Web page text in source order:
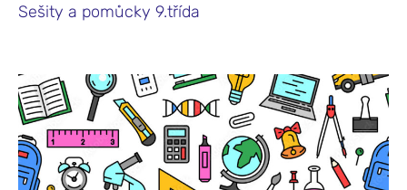
Sešity a pomůcky 9.třída